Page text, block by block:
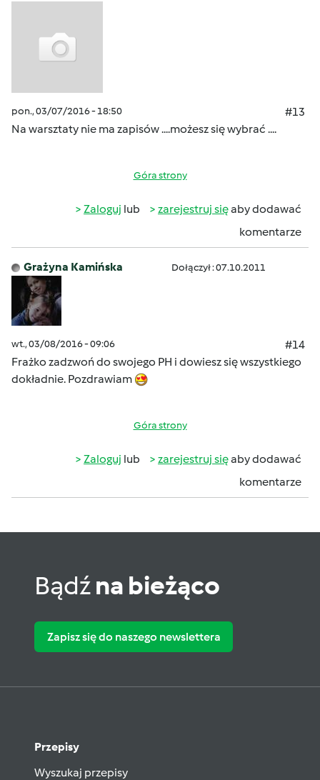
pon., 03/07/2016 - 18:50
#13
Na warsztaty nie ma zapisów ....możesz się wybrać ....
Góra strony
Zaloguj lub zarejestruj sięaby dodawać
komentarze
Grażyna Kamińska Dołączył : 07.10.2011
wt., 03/08/2016 - 09:06
#14
Frażko zadzwoń do swojego PH i dowiesz się wszystkiego
dokładnie. Pozdrawiam
Góra strony
Zaloguj lub zarejestruj sięaby dodawać
komentarze
Bądźna bieżąco
Zapisz się do naszego newslettera
Przepisy
Wyszukaj przepisy